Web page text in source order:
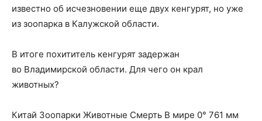
известно об исчезновении еще двух кенгурят, но уже
из зоопарка в Калужской области.
В итоге похититель кенгурят задержан
во Владимирской области. Для чего он крал
животных?
Китай Зоопарки Животные Смерть В мире 0° 761 мм